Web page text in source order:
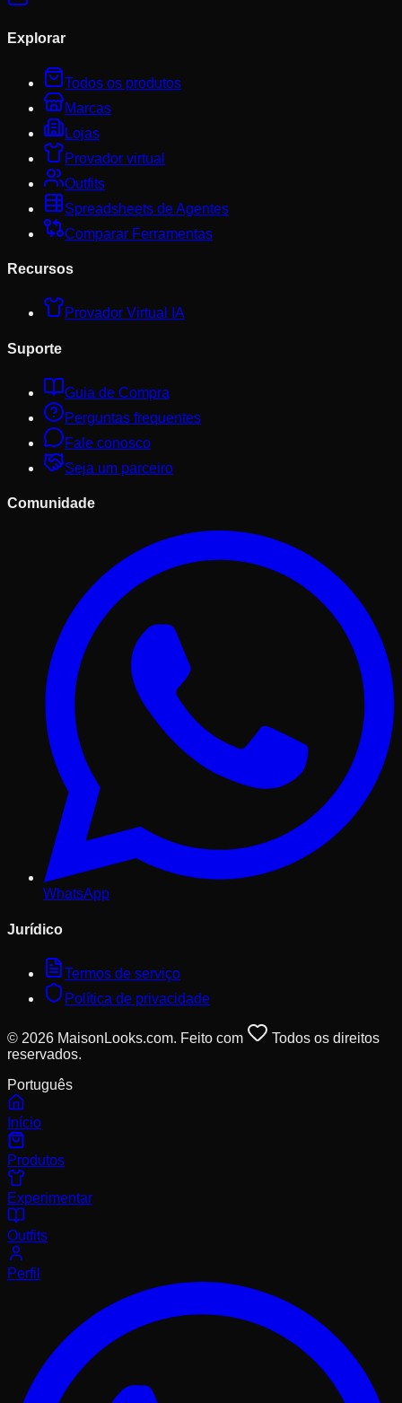
Explorar
Todos os produtos
Marcas
Lojas
Provador virtual
Outfits
Spreadsheets de Agentes
Comparar Ferramentas
Recursos
Provador Virtual IA
Suporte
Guia de Compra
Perguntas frequentes
Fale conosco
Seja um parceiro
Comunidade
WhatsApp
Jurídico
Termos de serviço
Política de privacidade
© 2026 MaisonLooks.com. Feito com
Todos os direitos
reservados.
Português
Início
Produtos
Experimentar
Outfits
Perfil